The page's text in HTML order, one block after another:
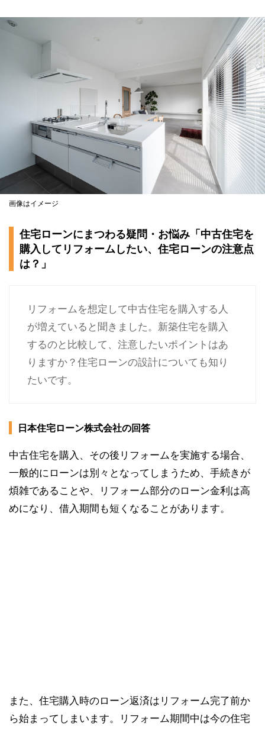
画像はイメージ
住宅ローンにまつわる疑問・お悩み「中古住宅を
購入してリフォームしたい、住宅ローンの注意点
は？」
リフォームを想定して中古住宅を購入する人
が増えていると聞きました。新築住宅を購入
するのと比較して、注意したいポイントはあ
りますか？住宅ローンの設計についても知り
たいです。
日本住宅ローン株式会社の回答
中古住宅を購入、その後リフォームを実施する場合、
一般的にローンは別々となってしまうため、手続きが
煩雑であることや、リフォーム部分のローン金利は高
めになり、借入期間も短くなることがあります。
また、住宅購入時のローン返済はリフォーム完了前か
ら始まってしまいます。リフォーム期間中は今の住宅